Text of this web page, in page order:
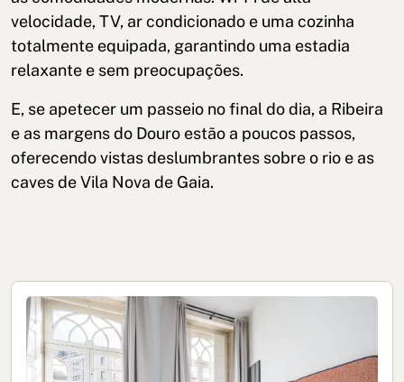
velocidade, TV, ar condicionado e uma cozinha
totalmente equipada, garantindo uma estadia
relaxante e sem preocupações.
E, se apetecer um passeio no final do dia, a Ribeira
e as margens do Douro estão a poucos passos,
oferecendo vistas deslumbrantes sobre o rio e as
caves de Vila Nova de Gaia.